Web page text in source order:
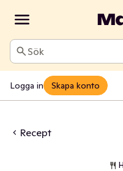
Sök
Logga in Skapa konto
Recept